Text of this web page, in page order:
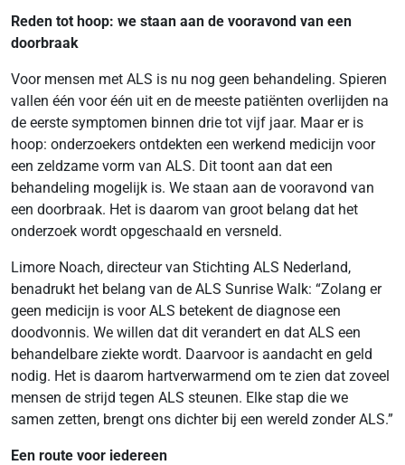
Reden tot hoop: we staan aan de vooravond van een
doorbraak
Voor mensen met ALS is nu nog geen behandeling. Spieren
vallen één voor één uit en de meeste patiënten overlijden na
de eerste symptomen binnen drie tot vijf jaar. Maar er is
hoop: onderzoekers ontdekten een werkend medicijn voor
een zeldzame vorm van ALS. Dit toont aan dat een
behandeling mogelijk is. We staan aan de vooravond van
een doorbraak. Het is daarom van groot belang dat het
onderzoek wordt opgeschaald en versneld.
Limore Noach, directeur van Stichting ALS Nederland,
benadrukt het belang van de ALS Sunrise Walk: “Zolang er
geen medicijn is voor ALS betekent de diagnose een
doodvonnis. We willen dat dit verandert en dat ALS een
behandelbare ziekte wordt. Daarvoor is aandacht en geld
nodig. Het is daarom hartverwarmend om te zien dat zoveel
mensen de strijd tegen ALS steunen. Elke stap die we
samen zetten, brengt ons dichter bij een wereld zonder ALS.”
Een route voor iedereen